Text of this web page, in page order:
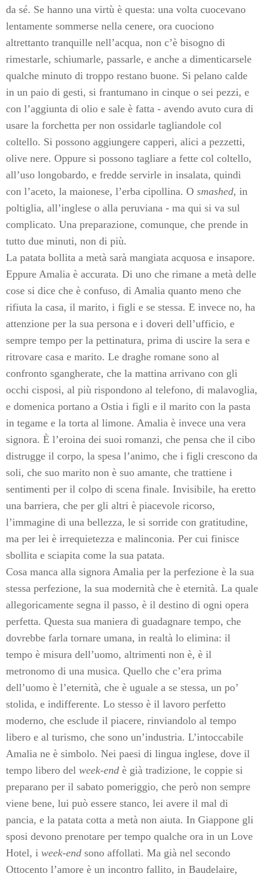
da sé. Se hanno una virtù è questa: una volta cuocevano
lentamente sommerse nella cenere, ora cuociono
altrettanto tranquille nell’acqua, non c’è bisogno di
rimestarle, schiumarle, passarle, e anche a dimenticarsele
qualche minuto di troppo restano buone. Si pelano calde
in un paio di gesti, si frantumano in cinque o sei pezzi, e
con l’aggiunta di olio e sale è fatta - avendo avuto cura di
usare la forchetta per non ossidarle tagliandole col
coltello. Si possono aggiungere capperi, alici a pezzetti,
olive nere. Oppure si possono tagliare a fette col coltello,
all’uso longobardo, e fredde servirle in insalata, quindi
con l’aceto, la maionese, l’erba cipollina. O smashed, in
poltiglia, all’inglese o alla peruviana - ma qui si va sul
complicato. Una preparazione, comunque, che prende in
tutto due minuti, non di più.
La patata bollita a metà sarà mangiata acquosa e insapore.
Eppure Amalia è accurata. Di uno che rimane a metà delle
cose si dice che è confuso, di Amalia quanto meno che
rifiuta la casa, il marito, i figli e se stessa. E invece no, ha
attenzione per la sua persona e i doveri dell’ufficio, e
sempre tempo per la pettinatura, prima di uscire la sera e
ritrovare casa e marito. Le draghe romane sono al
confronto sgangherate, che la mattina arrivano con gli
occhi cisposi, al più rispondono al telefono, di malavoglia,
e domenica portano a Ostia i figli e il marito con la pasta
in tegame e la torta al limone. Amalia è invece una vera
signora. È l’eroina dei suoi romanzi, che pensa che il cibo
distrugge il corpo, la spesa l’animo, che i figli crescono da
soli, che suo marito non è suo amante, che trattiene i
sentimenti per il colpo di scena finale. Invisibile, ha eretto
una barriera, che per gli altri è piacevole ricorso,
l’immagine di una bellezza, le si sorride con gratitudine,
ma per lei è irrequietezza e malinconia. Per cui finisce
sbollita e sciapita come la sua patata.
Cosa manca alla signora Amalia per la perfezione è la sua
stessa perfezione, la sua modernità che è eternità. La quale
allegoricamente segna il passo, è il destino di ogni opera
perfetta. Questa sua maniera di guadagnare tempo, che
dovrebbe farla tornare umana, in realtà lo elimina: il
tempo è misura dell’uomo, altrimenti non è, è il
metronomo di una musica. Quello che c’era prima
dell’uomo è l’eternità, che è uguale a se stessa, un po’
stolida, e indifferente. Lo stesso è il lavoro perfetto
moderno, che esclude il piacere, rinviandolo al tempo
libero e al turismo, che sono un’industria. L’intoccabile
Amalia ne è simbolo. Nei paesi di lingua inglese, dove il
tempo libero del week-end è già tradizione, le coppie si
preparano per il sabato pomeriggio, che però non sempre
viene bene, lui può essere stanco, lei avere il mal di
pancia, e la patata cotta a metà non aiuta. In Giappone gli
sposi devono prenotare per tempo qualche ora in un Love
Hotel, i week-end sono affollati. Ma già nel secondo
Ottocento l’amore è un incontro fallito, in Baudelaire,